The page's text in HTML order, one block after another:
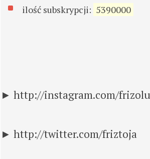
ilość subskrypcji: 5390000
► http://instagram.com/
► http://twitter.com/friztoja